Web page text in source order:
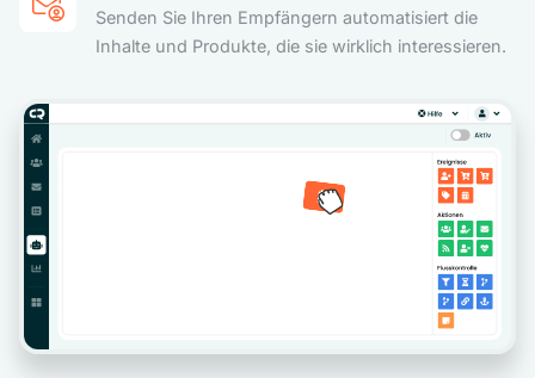
Senden Sie Ihren Empfängern automatisiert die
Inhalte und Produkte, die sie wirklich interessieren.